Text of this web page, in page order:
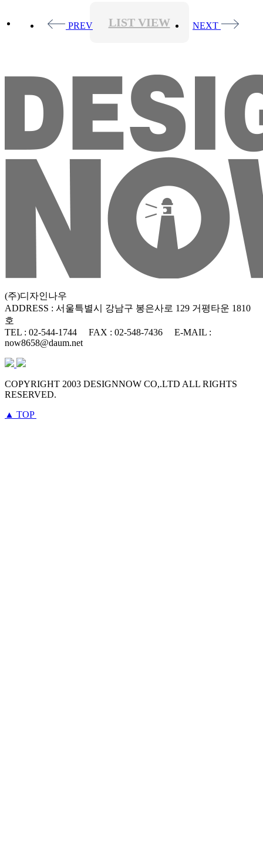
PREV LIST VIEW NEXT
(주)디자인나우
ADDRESS : 서울특별시 강남구 봉은사로 129 거평타운 1810
호
TEL : 02-544-1744
FAX : 02-548-7436
E-MAIL :
now8658@daum.net
COPYRIGHT 2003 DESIGNNOW CO,.LTD ALL RIGHTS
RESERVED.
▲ TOP